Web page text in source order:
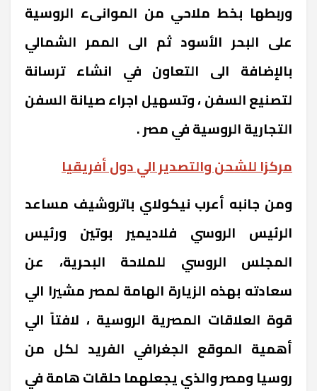
وربطها بخط ملاحي من الموانىء الروسية
على البحر الأسود ثم الى الممر الشمالي
بالإضافة الى التعاون في انشاء ترسانة
لتصنيع السفن ، وتسهيل اجراء صيانة السفن
التجارية الروسية في مصر .
مركزا للشحن والتصدير الي دول أفريقيا
ومن جانبه أعرب نيكولاي باتروشيف مساعد
الرئيس الروسي فلاديمير بوتين ورئيس
المجلس الروسي للملاحة البحرية، عن
سعادته بهذه الزيارة الهامة لمصر مشيرا الي
قوة العلاقات المصرية الروسية ، لافتاً الي
أهمية الموقع الجغرافي الفريد لكل من
روسيا ومصر والذي يجعلهما حلقات هامة في